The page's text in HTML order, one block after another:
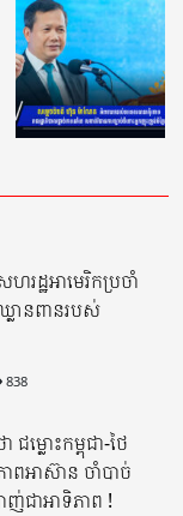
រដ្ឋអាមេរិកប្រចាំ
លានពានរបស់
838
ជម្លោះកម្ពុជា-ថៃ
ពអាស៊ាន ចាំបាច់
ជាអាទិភាព !